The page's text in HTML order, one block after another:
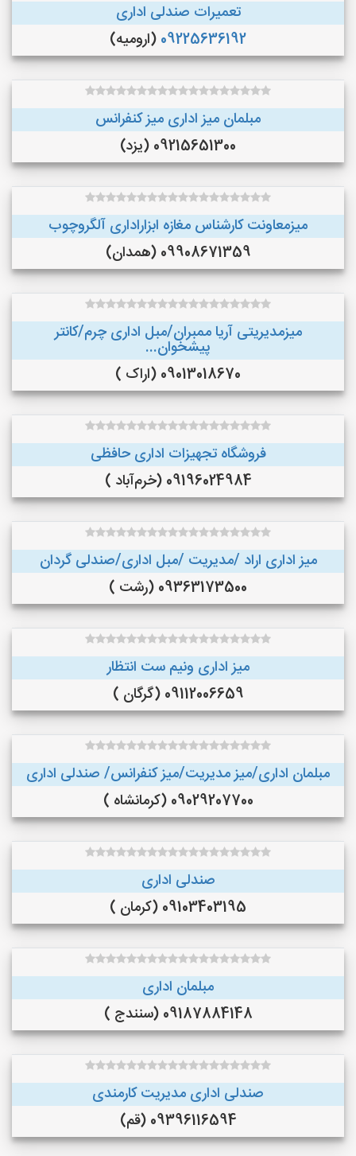
تعمیرات صندلی اداری
09225636192 (ارومیه)
مبلمان میز اداری میز کنفرانس
09215651300 (یزد)
میزمعاونت کارشناس مغازه ابزاراداری آلگروچوب
09908671359 (همدان)
میزمدیریتی آریا ممبران/مبل اداری چرم/کانتر
پیشخوان...
09013018670 (اراک )
فروشگاه تجهیزات اداری حافظی
09196024984 (خرم‌آباد )
میز اداری اراد /مدیریت /مبل اداری/صندلی گردان
09363173500 (رشت )
میز اداری ونیم ست انتظار
09112006659 (گرگان )
مبلمان اداری/میز مدیریت/میز کنفرانس/ صندلی اداری
09029207700 (کرمانشاه )
صندلی اداری
09103403195 (کرمان )
مبلمان اداری
09187884148 (سنندج )
صندلی اداری مدیریت کارمندی
09396116594 (قم)